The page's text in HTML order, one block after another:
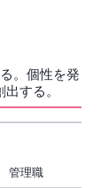
。個性を発
する。
理職